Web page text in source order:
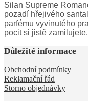
Silan Supreme
pozadí hřejivého
parfému vyvinutého
pocit si jistě zamilujete.
Důležité informace
Obchodní podmínky
Reklamační řád
Storno objednávky